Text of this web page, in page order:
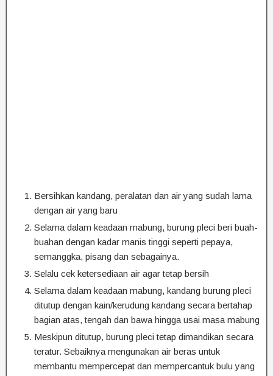
Bersihkan kandang, peralatan dan air yang sudah lama
dengan air yang baru
Selama dalam keadaan mabung, burung pleci beri buah-
buahan dengan kadar manis tinggi seperti pepaya,
semanggka, pisang dan sebagainya.
Selalu cek ketersediaan air agar tetap bersih
Selama dalam keadaan mabung, kandang burung pleci
ditutup dengan kain/kerudung kandang secara bertahap
bagian atas, tengah dan bawa hingga usai masa mabung
Meskipun ditutup, burung pleci tetap dimandikan secara
teratur. Sebaiknya mengunakan air beras untuk
membantu mempercepat dan mempercantuk bulu yang